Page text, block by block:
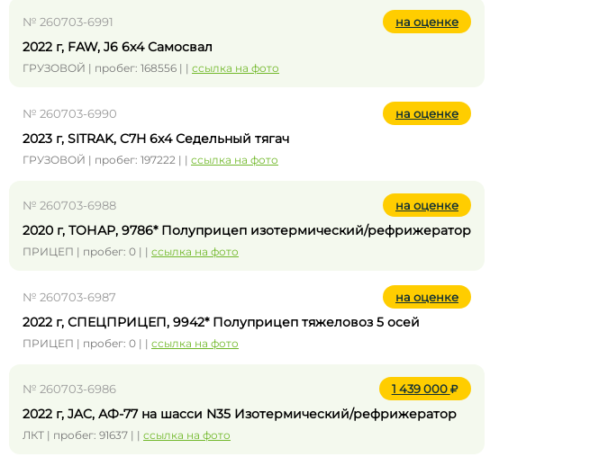
№ 260703-6991 на оценке
2022 г, FAW, J6 6x4 Самосвал
ГРУЗОВОЙ | пробег: 168556 | | ссылка на фото
№ 260703-6990 на оценке
2023 г, SITRAK, C7H 6x4 Седельный тягач
ГРУЗОВОЙ | пробег: 197222 | | ссылка на фото
№ 260703-6988 на оценке
2020 г, ТОНАР, 9786* Полуприцеп изотермический/рефрижератор
ПРИЦЕП | пробег: 0 | | ссылка на фото
№ 260703-6987 на оценке
2022 г, СПЕЦПРИЦЕП, 9942* Полуприцеп тяжеловоз 5 осей
ПРИЦЕП | пробег: 0 | | ссылка на фото
№ 260703-6986 1 439 000
2022 г, JAC, АФ-77 на шасси N35 Изотермический/рефрижератор
ЛКТ | пробег: 91637 | | ссылка на фото